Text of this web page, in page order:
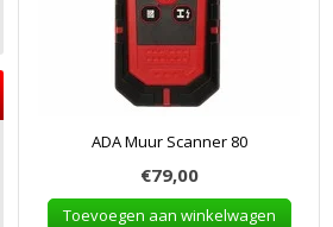
ADA Muur Scanner 80
€79,00
Toevoegen aan winkelwagen